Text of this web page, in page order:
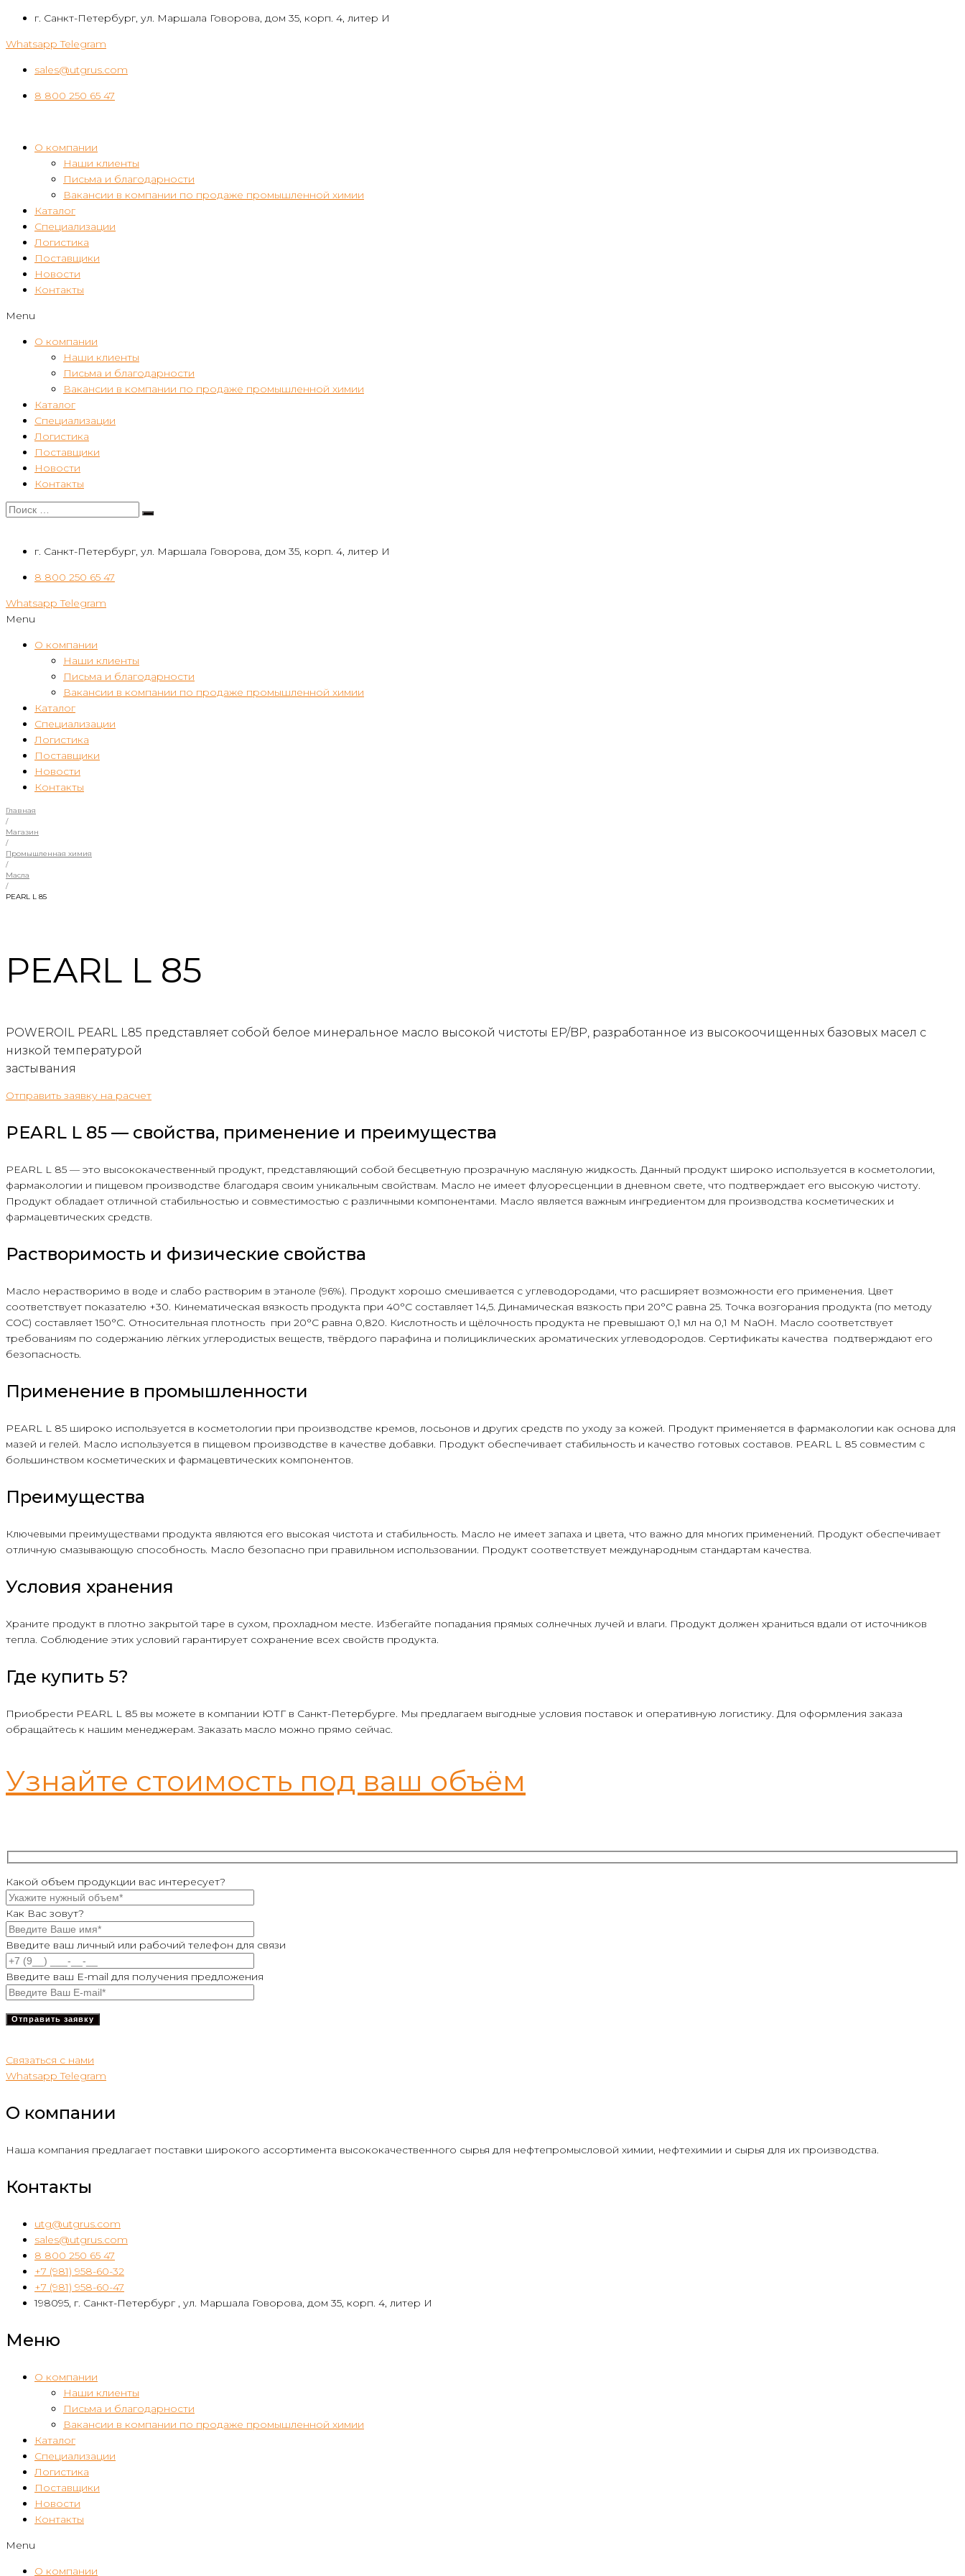
Перейти
контенту
г. Санкт-Петербург, ул. Маршала Говорова, дом 35, корп. 4, литер И
Whatsapp Telegram
sales@utgrus.com
8 800 250 65 47
О компании
Наши клиенты
Письма и благодарности
Вакансии в компании по продаже промышленной химии
Каталог
Специализации
Логистика
Поставщики
Новости
Контакты
Menu
О компании
Наши клиенты
Письма и благодарности
Вакансии в компании по продаже промышленной химии
Каталог
Специализации
Логистика
Поставщики
Новости
Контакты
г. Санкт-Петербург, ул. Маршала Говорова, дом 35, корп. 4, литер И
8 800 250 65 47
Whatsapp Telegram
Menu
О компании
Наши клиенты
Письма и благодарности
Вакансии в компании по продаже промышленной химии
Каталог
Специализации
Логистика
Поставщики
Новости
Контакты
Главная
/
Магазин
/
Промышленная химия
/
Масла
/
PEARL L 85
PEARL L 85
POWEROIL PEARL L85 представляет собой белое минеральное масло высокой чистоты EP/BP, разработанное из высокоочищенных базовых масел с
низкой температурой
застывания
Отправить заявку на расчет
PEARL L 85 — свойства, применение и преимущества
PEARL L 85 — это высококачественный продукт, представляющий собой бесцветную прозрачную масляную жидкость. Данный продукт широко используется в косметологии,
фармакологии и пищевом производстве благодаря своим уникальным свойствам. Масло не имеет флуоресценции в дневном свете, что подтверждает его высокую чистоту.
Продукт обладает отличной стабильностью и совместимостью с различными компонентами. Масло является важным ингредиентом для производства косметических и
фармацевтических средств.
Растворимость и физические свойства
Масло нерастворимо в воде и слабо растворим в этаноле (96%). Продукт хорошо смешивается с углеводородами, что расширяет возможности его применения. Цвет
соответствует показателю +30. Кинематическая вязкость продукта при 40°С составляет 14,5. Динамическая вязкость при 20°С равна 25. Точка возгорания продукта (по методу
COC) составляет 150°С. Относительная плотность при 20°С равна 0,820. Кислотность и щёлочность продукта не превышают 0,1 мл на 0,1 M NaOH. Масло соответствует
требованиям по содержанию лёгких углеродистых веществ, твёрдого парафина и полициклических ароматических углеводородов. Сертификаты качества подтверждают его
безопасность.
Применение в промышленности
PEARL L 85 широко используется в косметологии при производстве кремов, лосьонов и других средств по уходу за кожей. Продукт применяется в фармакологии как основа для
мазей и гелей. Масло используется в пищевом производстве в качестве добавки. Продукт обеспечивает стабильность и качество готовых составов. PEARL L 85 совместим с
большинством косметических и фармацевтических компонентов.
Преимущества
Ключевыми преимуществами продукта являются его высокая чистота и стабильность. Масло не имеет запаха и цвета, что важно для многих применений. Продукт обеспечивает
отличную смазывающую способность. Масло безопасно при правильном использовании. Продукт соответствует международным стандартам качества.
Условия хранения
Храните продукт в плотно закрытой таре в сухом, прохладном месте. Избегайте попадания прямых солнечных лучей и влаги. Продукт должен храниться вдали от источников
тепла. Соблюдение этих условий гарантирует сохранение всех свойств продукта.
Где купить 5?
Приобрести PEARL L 85 вы можете в компании ЮТГ в Санкт-Петербурге. Мы предлагаем выгодные условия поставок и оперативную логистику. Для оформления заказа
обращайтесь к нашим менеджерам. Заказать масло можно прямо сейчас.
Узнайте стоимость под ваш объём
Какой объем продукции вас интересует?
Как Вас зовут?
Введите ваш личный или рабочий телефон для связи
Введите ваш E-mail для получения предложения
Связаться с нами
Whatsapp Telegram
О компании
Наша компания предлагает поставки широкого ассортимента высококачественного сырья для нефтепромысловой химии, нефтехимии и сырья для их производства.
Контакты
utg@utgrus.com
sales@utgrus.com
8 800 250 65 47
+7 (981) 958-60-32
+7 (981) 958-60-47
198095, г. Санкт-Петербург , ул. Маршала Говорова, дом 35, корп. 4, литер И
Меню
О компании
Наши клиенты
Письма и благодарности
Вакансии в компании по продаже промышленной химии
Каталог
Специализации
Логистика
Поставщики
Новости
Контакты
Menu
О компании